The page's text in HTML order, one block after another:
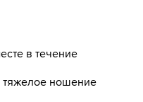
в течение
тяжелое ношение